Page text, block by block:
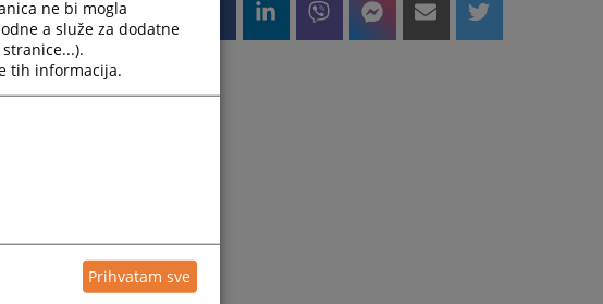
ne bi mogla
a služe za dodatne
tih informacija.
Prihvatam sve